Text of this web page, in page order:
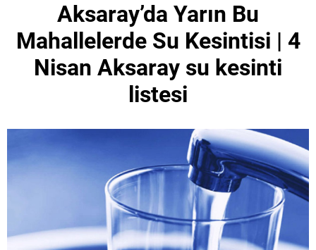
Aksaray’da Yarın Bu
Mahallelerde Su Kesintisi | 4
Nisan Aksaray su kesinti
listesi